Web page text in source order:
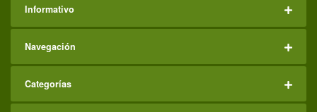
Informativo
Navegación
Categorías